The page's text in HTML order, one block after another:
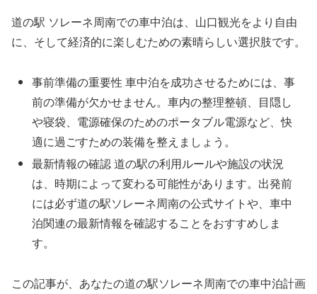
道の駅 ソレーネ周南での車中泊は、山口観光をより自由
に、そして経済的に楽しむための素晴らしい選択肢です。
事前準備の重要性 車中泊を成功させるためには、事
前の準備が欠かせません。車内の整理整頓、目隠し
や寝袋、電源確保のためのポータブル電源など、快
適に過ごすための装備を整えましょう。
最新情報の確認 道の駅の利用ルールや施設の状況
は、時期によって変わる可能性があります。出発前
には必ず道の駅ソレーネ周南の公式サイトや、車中
泊関連の最新情報を確認することをおすすめしま
す。
この記事が、あなたの道の駅ソレーネ周南での車中泊計画